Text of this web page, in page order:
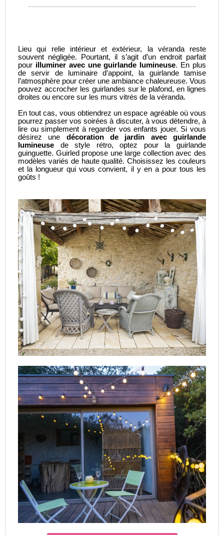
Lieu qui relie intérieur et extérieur, la véranda reste
souvent négligée. Pourtant, il s’agit d’un endroit parfait
pour illuminer avec une guirlande lumineuse. En plus
de servir de luminaire d’appoint, la guirlande tamise
l’atmosphère pour créer une ambiance chaleureuse. Vous
pouvez accrocher les guirlandes sur le plafond, en lignes
droites ou encore sur les murs vitrés de la véranda.
En tout cas, vous obtiendrez un espace agréable où vous
pourrez passer vos soirées à discuter, à vous détendre, à
lire ou simplement à regarder vos enfants jouer. Si vous
désirez une décoration de jardin avec guirlande
lumineuse de style rétro, optez pour la guirlande
guinguette. Guirled propose une large collection avec des
modèles variés de haute qualité. Choisissez les couleurs
et la longueur qui vous convient, il y en a pour tous les
goûts !